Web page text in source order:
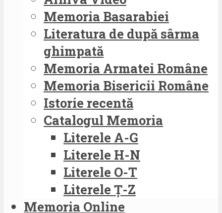
Memoria Basarabiei
Literatura de după sârma
ghimpată
Memoria Armatei Române
Memoria Bisericii Române
Istorie recentă
Catalogul Memoria
Literele A-G
Literele H-N
Literele O-T
Literele Ț-Z
Memoria Online